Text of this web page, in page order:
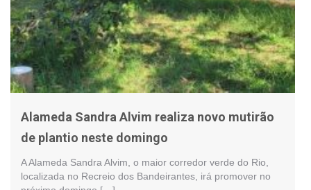
Alameda Sandra Alvim realiza novo mutirão
de plantio neste domingo
A Alameda Sandra Alvim, o maior corredor verde do Rio,
localizada no Recreio dos Bandeirantes, irá promover no